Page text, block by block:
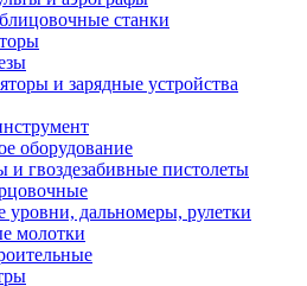
станки
и зарядные устройства
оборудование
и гвоздезабивные пистолеты
уровни, дальномеры, рулетки
молотки